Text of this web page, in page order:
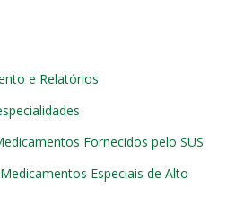
e Relatórios
Fornecidos pelo SUS
Especiais de Alto